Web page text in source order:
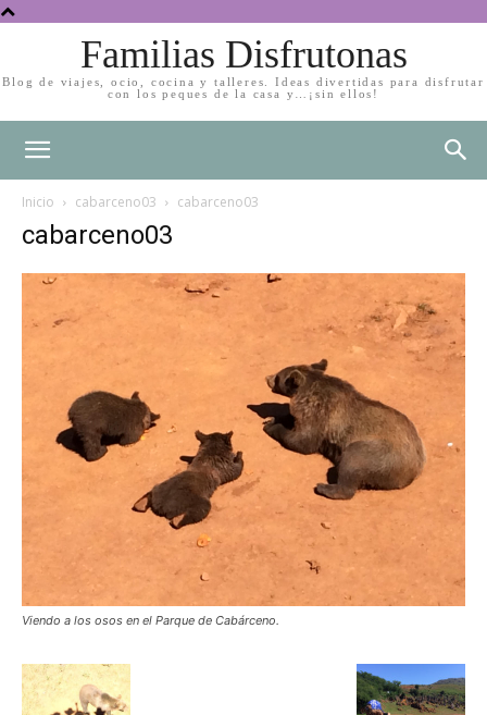
Familias Disfrutonas
Blog de viajes, ocio, cocina y talleres. Ideas divertidas para disfrutar
con los peques de la casa y…¡sin ellos!
Inicio cabarceno03 cabarceno03
cabarceno03
Viendo a los osos en el Parque de Cabárceno.